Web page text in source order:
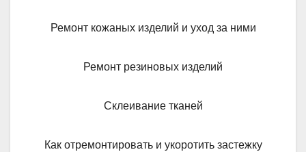
Ремонт кожаных изделий и уход за ними
Ремонт резиновых изделий
Склеивание тканей
Как отремонтировать и укоротить застежку